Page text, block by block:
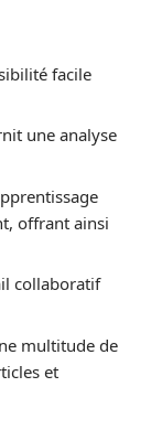
facile
une analyse
offrant ainsi
collaboratif
multitude de
et